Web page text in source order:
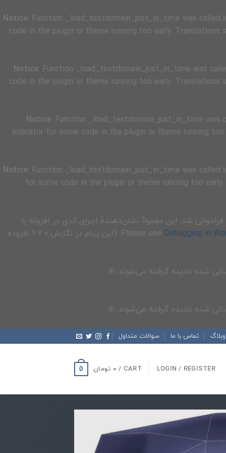
Notice: Function _load_textdomain_just_in_time was called
code in the plugin or theme running too early.
Notice: Function _load_textdomain_just_in_time was
code in the plugin or theme running too early.
Notice: Function _load_textdomain_just_in_time was
indicator for some code in the plugin or theme running
Notice: Function _load_textdomain_just_in_time was called
for some code in the plugin or theme running too
شد. این معمولاً نشان‌دهندهٔ اجرای کدی در افزونه یا
Debugging in
for more information. (این پیام در نگارش 6.7.0 افزوده
وبلاگ تماس با ما سوالات متداول
LOGIN / REGISTER
CART /
0 تومان 0